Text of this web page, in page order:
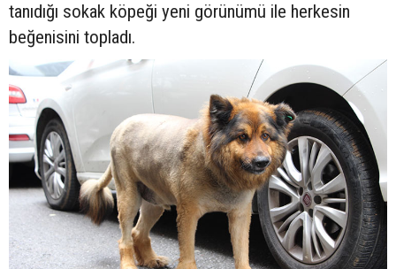
tanıdığı sokak köpeği yeni görünümü ile herkesin
beğenisini topladı.